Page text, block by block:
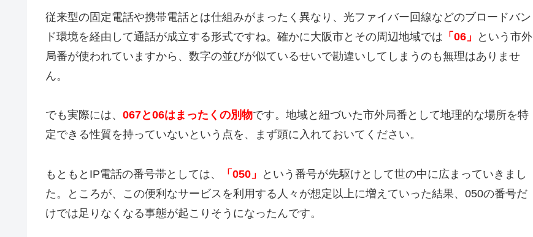
従来型の固定電話や携帯電話とは仕組みがまったく異なり、光ファイバー回線などのブロードバン
ド環境を経由して通話が成立する形式ですね。確かに大阪市とその周辺地域では 「06」
という市外
局番が使われていますから、数字の並びが似ているせいで勘違いしてしまうのも無理はありませ
ん。
でも実際には、 067と06はまったくの別物です。地域と紐づいた市外局番として地理的な場所を特
定できる性質を持っていないという点を、まず頭に入れておいてください。
もともとIP電話の番号帯としては、 「050」
という番号が先駆けとして世の中に広まっていきまし
た。ところが、この便利なサービスを利用する人々が想定以上に増えていった結果、050の番号だ
けでは足りなくなる事態が起こりそうになったんです。